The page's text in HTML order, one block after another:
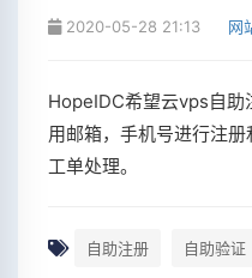
2020-05-28 21:13 网
HopeIDC希望云vps自助
用邮箱，手机号进行注
工单处理。
自助注册 自助验证